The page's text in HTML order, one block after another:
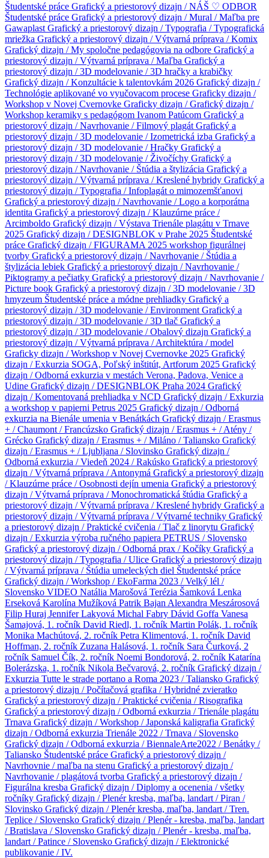
Študentské práce Grafický a priestorový dizajn / NÁŠ ♡ ODBOR
Študentské práce Grafický a priestorový dizajn / Mural / Maľba pre
Gawaplast Grafický a priestorový dizajn / Typografia / Typografická
mriežka Grafický a priestorový dizajn / Výtvarná príprava / Komix
Grafický dizajn / My spoločne pedagógovia na odbore Grafický a
priestorový dizajn / Výtvarná príprava / Maľba Grafický a
priestorový dizajn / 3D modelovanie / 3D hračky a krabičky
Grafický dizajn / Konzultácie k talentovkám 2026 Grafický dizajn /
Technológie aplikované vo vyučovacom procese Graficky dizajn /
Workshop v Novej Cvernovke Graficky dizajn /Grafický dizajn /
Workshop keramiky s pedagógom Ivanom Patúcom Grafický a
priestorový dizajn / Navrhovanie / Filmový plagát Grafický a
priestorový dizajn / 3D modelovanie / Izometrická izba Grafický a
priestorový dizajn / 3D modelovanie / Hračky Grafický a
priestorový dizajn / 3D modelovanie / Živočíchy Grafický a
priestorový dizajn / Navrhovanie / Štúdia a štylizácia Grafický a
priestorový dizajn / Výtvarná príprava / Kreslené hybridy Grafický a
priestorový dizajn / Typografia / Infoplagát o mimozemšťanovi
Grafický a priestorový dizajn / Navrhovanie / Logo a korporátna
identita Grafický a priestorový dizajn / Klauzúrne práce /
Arcimboldo Grafický dizajn / Výstava Trienále plagátu v Trnave
2025 Grafický dizajn / DESIGNBLOK v Prahe 2025 Študentské
práce Grafický dizajn / FIGURAMA 2025 workshop figurálnej
tvorby Grafický a priestorový dizajn / Navrhovanie / Štúdia a
štylizácia lebiek Grafický a priestorový dizajn / Navrhovanie /
Piktogramy a pečiatky Grafický a priestorový dizajn / Navrhovanie /
Picture book Grafický a priestorový dizajn / 3D modelovanie / 3D
hmyzeum Študentské práce a módne prehliadky Grafický a
priestorový dizajn / 3D modelovanie / Environment Grafický a
priestorový dizajn / 3D modelovanie / 3D tlač Grafický a
priestorový dizajn / 3D modelovanie / Obalový dizajn Grafický a
priestorový dizajn / Výtvarná príprava / Architektúra / model
Graficky dizajn / Workshop v Novej Cvernovke 2025 Grafický
dizajn / Exkurzia SOGA, Poľský inštitút, Artforum 2025 Grafický
dizajn / Odborná exkurzia v mestách Verona, Padova, Venice a
Udine Grafický dizajn / DESIGNBLOK Praha 2024 Grafický
dizajn / Komentovaná prehliadka v NCD Grafický dizajn / Exkurzia
a workshop v papierni Petrus 2025 Grafický dizajn / Odborná
exkurzia na Bienále umenia v Benátkách Grafický dizajn / Erasmus
+ / Chaumont / Francúzsko Grafický dizajn / Erasmus + / Atény /
Grécko Grafický dizajn / Erasmus + / Miláno / Taliansko Grafický
dizajn / Erasmus + / Ljubljana / Slovinsko Grafický dizajn /
Odborná exkurzia / Viedeň 2024 / Rakúsko Grafický a priestorový
dizajn / Výtvarná príprava / Antonymá Grafický a priestorový dizajn
/ Klauzúrne práce / Osobnosti dejín umenia Grafický a priestorový
dizajn / Výtvarná príprava / Monochromatická štúdia Grafický a
priestorový dizajn / Výtvarná príprava / Kreslené hybridy Grafický a
priestorový dizajn / Výtvarná príprava / Výtvarné techniky Grafický
a priestorový dizajn / Praktické cvičenia / Tlač z linorytu Grafický
dizajn / Exkurzia výroba ručného papiera PETRUS / Slovensko
Grafický a priestorový dizajn / Odborná prax / Kočíky Grafický a
priestorový dizajn / Typografia / Ulice Grafický a priestorový dizajn
/ Výtvarná príprava / Štúdia umeleckých diel Študentské práce
Grafický dizajn / Workshop / EkoFarma 2023 / Velký lél /
Slovensko VIDEO Natália Marošová Terézia Šamková Lenka
Erseková Karolína Mužíková Patrik Bajan Alexandra Meszárosová
Filip Huraj Jennifer Lakyová Michal Fabry Dávid Goffa Vanesa
Šamajová, 1. ročník David Riedl, 1. ročník Martin Polák, 1. ročník
Monika Machútová, 2. ročník Petra Klimentová, 1. ročník David
Hoffman, 2. ročník Zuzana Halásová, 1. ročník Sara Čurková, 2
ročník Samuel Čík, 2. ročník Noemi Bondorová, 2. ročník Katarína
Bolerázska, 1. ročník Nikola Bečvarová, 2. ročník Grafický dizajn /
Exkurzia Tutte le strade portano a Roma 2023 / Taliansko Grafický
a priestorový dizajn / Počítačová grafika / Hybridné zvieratko
Grafický a priestorový dizajn / Praktické cvičenia / Risografika
Grafický a priestorový dizajn / Odborná exkurzia / Trienále plagátu
Trnava Grafický dizajn / Workshop / Japonská kaligrafia Grafický
dizajn / Odborná exkurzia Trienále 2022 / Trnava / Slovensko
Grafický dizajn / Odborná exkurzia / BiennaleArte2022 / Benátky /
Taliansko Študentské práce Grafický a priestorový dizajn /
Navrhovnie / maľba na stenu Grafický a priestorový dizajn /
Navrhovanie / plagátová tvorba Grafický a priestorový dizajn /
Figurálna kresba Grafický dizajn / Diplomy a ocenenia / všetky
ročníky Grafický dizajn / Plenér kresba, maľba, landart / Piran /
Slovinsko Grafický dizajn / Plenér kresba, maľba, landart / Tren.
Teplice / Slovensko Grafický dizajn / Plenér - kresba, maľba, landart
/ Bratislava / Slovensko Grafický dizajn / Plenér - kresba, maľba,
landart / Patince / Slovensko Grafický dizajn / Elektronické
publikovanie / IV.